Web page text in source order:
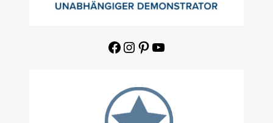
Facebook
Instagram
Pinterest
YouTube